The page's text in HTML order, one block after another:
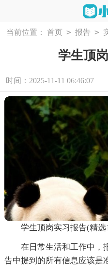
当前位置： 首页 > 报告 >
学生顶
时间：2025-11-11 06:46:07
学生顶岗实习报告(精选
在日常生活和工作中，
告中提到的所有信息应该是